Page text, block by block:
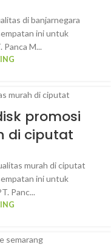
di banjarnegara
ini untuk
Panca M...
promosi
di ciputat
murah di ciputat
ini untuk
Panc...